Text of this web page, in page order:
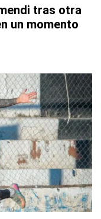
tras otra
un momento